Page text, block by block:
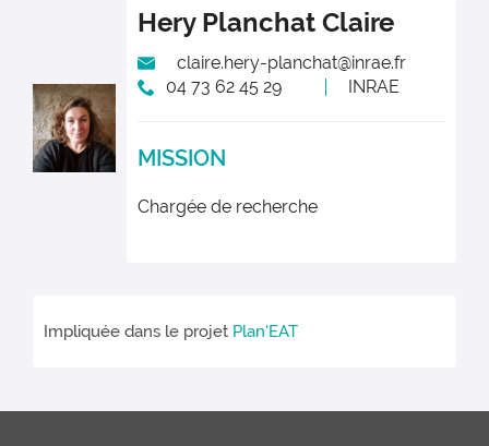
Hery Planchat Claire
claire.hery-planchat@inrae.fr
04 73 62 45 29
INRAE
MISSION
Chargée de recherche
Impliquée dans le projet Plan'EAT